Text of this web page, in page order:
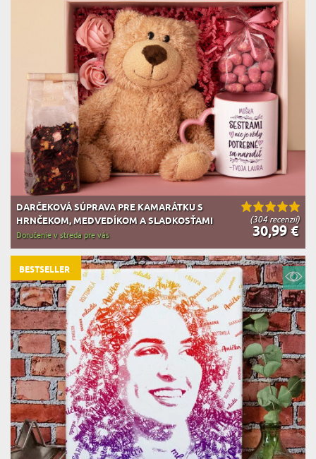
(304 recenzií)
DARČEKOVÁ SÚPRAVA PRE KAMARÁTKU S
HRNČEKOM, MEDVEDÍKOM A SLADKOSŤAMI
30,99 €
Doručenie v streda pre vás
BESTSELLER